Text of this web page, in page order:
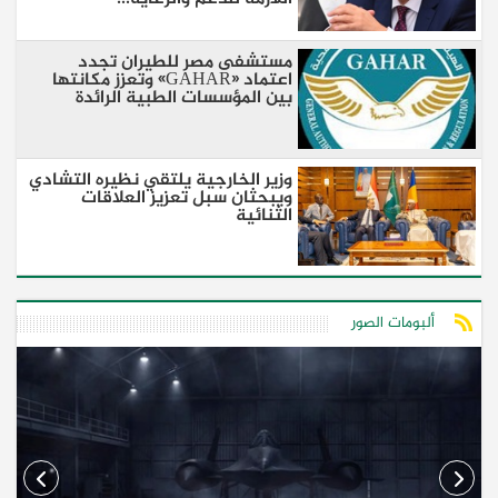
مستشفى مصر للطيران تجدد
اعتماد «GAHAR» وتعزز مكانتها
بين المؤسسات الطبية الرائدة
وزير الخارجية يلتقي نظيره التشادي
ويبحثان سبل تعزيز العلاقات
الثنائية
ألبومات الصور